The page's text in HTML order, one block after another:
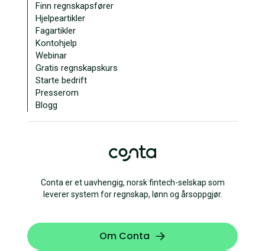
Conta er et uavhengig, norsk fintech-selskap som
leverer system for regnskap, lønn og årsoppgjør.
Om Conta
Finn regnskapsfører
Hjelpeartikler
Fagartikler
Kontohjelp
Webinar
Gratis regnskapskurs
Starte bedrift
Presserom
Blogg